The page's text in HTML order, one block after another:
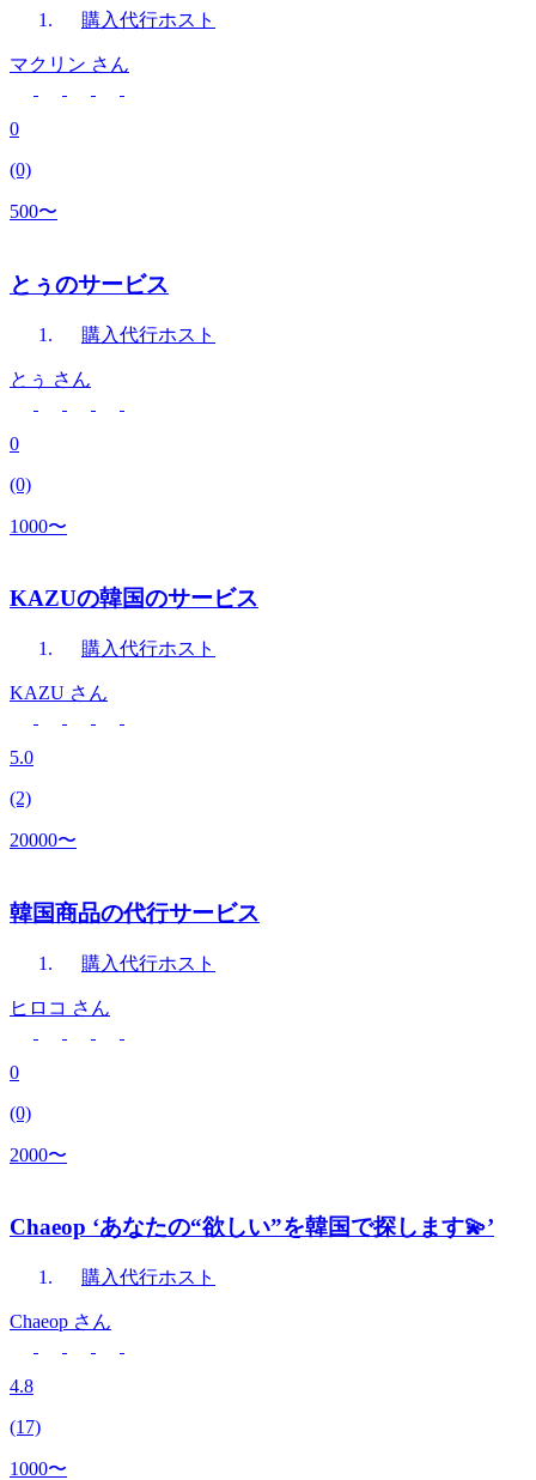
購入代行ホスト
マクリン さん
0
(0)
500〜
とぅのサービス
購入代行ホスト
とぅ さん
0
(0)
1000〜
KAZUの韓国のサービス
購入代行ホスト
KAZU さん
5.0
(2)
20000〜
韓国商品の代行サービス
購入代行ホスト
ヒロコ さん
0
(0)
2000〜
Chaeop ‘あなたの“欲しい”を韓国で探します💫’
購入代行ホスト
Chaeop さん
4.8
(17)
1000〜